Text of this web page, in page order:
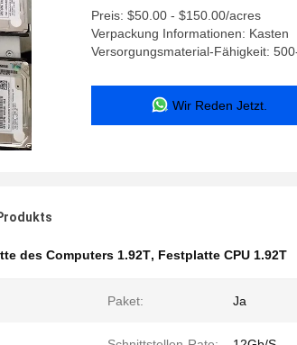
Preis: $50.00 - $150.00/acres
Verpackung Informationen: Kasten
Versorgungsmaterial-Fähigkeit:
Wir Reden Jetzt.
des Computers 1.92T, Festplatte CPU 1.92T
Paket: Ja